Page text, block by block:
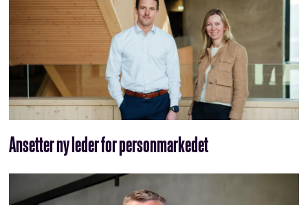
Ansetter ny leder for personmarkedet